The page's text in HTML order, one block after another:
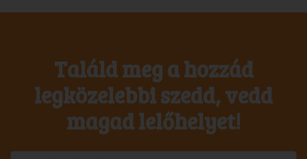
Találd meg a hozzád
legközelebbi szedd, vedd
magad lelőhelyet!